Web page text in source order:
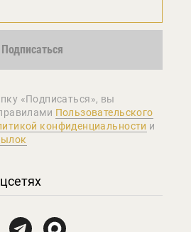
Подписаться
«Подписаться», вы
Пользовательского
конфиденциальности и